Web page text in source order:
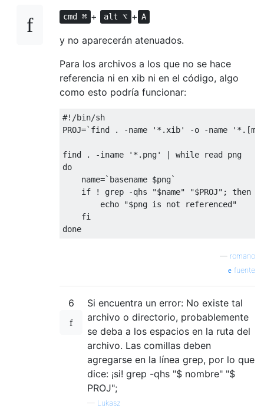
cmd ⌘ + alt ⌥ + A
y no aparecerán atenuados.
Para los archivos a los que no se hace
referencia ni en xib ni en el código, algo
como esto podría funcionar:
#!/bin/sh
PROJ=`find . -name '*.xib' -o -name
find . -iname '*.png' | while
do
    name
=`basename $png`
if
! grep -qhs "$name" "$PROJ" ;
then
        echo
"$png is not referenced"
fi
done
romano
fuente
6
Si encuentra un error: No existe tal
archivo o directorio, probablemente
se deba a los espacios en la ruta del
archivo. Las comillas deben
agregarse en la línea grep, por lo que
dice: ¡si! grep -qhs "$ nombre" "$
PROJ";
— Lukasz